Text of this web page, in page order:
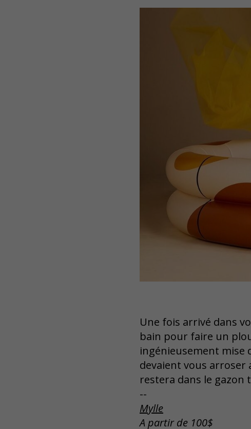
Une fois arrivé dans
bain pour faire un
ingénieusement mise
devaient vous arroser
restera dans le
--
Mylle
A partir de 100$